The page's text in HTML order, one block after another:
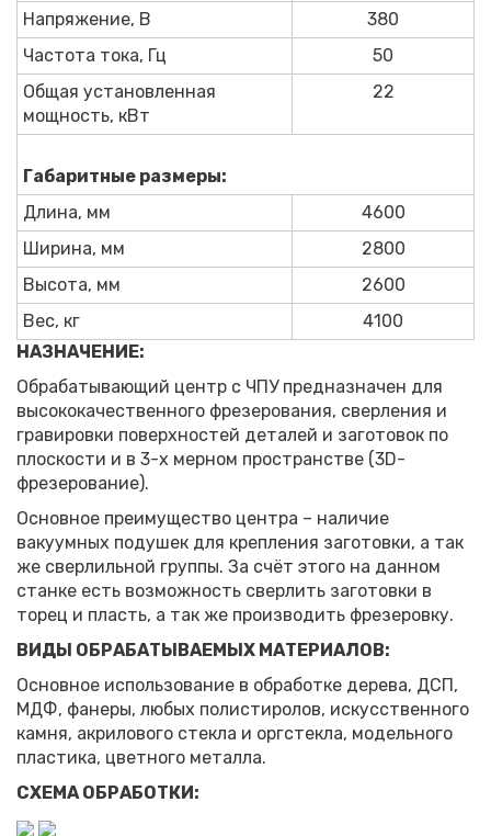
Напряжение, В
380
Частота тока, Гц
50
Общая установленная
мощность, кВт
22
Габаритные размеры:
Длина, мм
4600
Ширина, мм
2800
Высота, мм
2600
Вес, кг
4100
НАЗНАЧЕНИЕ:
Обрабатывающий центр с ЧПУ предназначен для
высококачественного фрезерования, сверления и
гравировки поверхностей деталей и заготовок по
плоскости и в 3-х мерном пространстве (3D-
фрезерование).
Основное преимущество центра – наличие
вакуумных подушек для крепления заготовки, а так
же сверлильной группы. За счёт этого на данном
станке есть возможность сверлить заготовки в
торец и пласть, а так же производить фрезеровку.
ВИДЫ ОБРАБАТЫВАЕМЫХ МАТЕРИАЛОВ:
Основное использование в обработке дерева, ДСП,
МДФ, фанеры, любых полистиролов, искусственного
камня, акрилового стекла и оргстекла, модельного
пластика, цветного металла.
СХЕМА ОБРАБОТКИ: